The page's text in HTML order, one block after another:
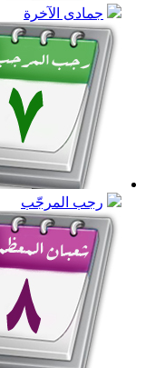
جمادى الآخرة
رجب المرجّب